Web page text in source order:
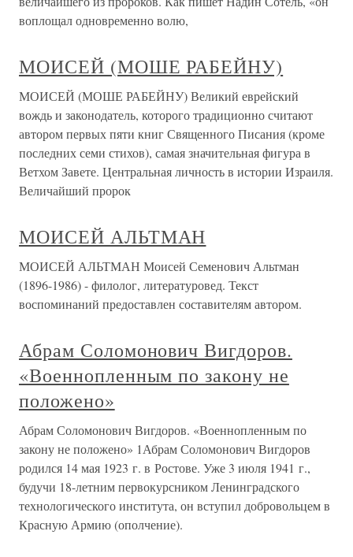
воплощал одновременно волю,
МОИСЕЙ (МОШЕ РАБЕЙНУ)
МОИСЕЙ (МОШЕ РАБЕЙНУ) Великий еврейский
вождь и законодатель, которого традиционно считают
автором первых пяти книг Священного Писания (кроме
последних семи стихов), самая значительная фигура в
Ветхом Завете. Центральная личность в истории Израиля.
Величайший пророк
МОИСЕЙ АЛЬТМАН
МОИСЕЙ АЛЬТМАН Моисей Семенович Альтман
(1896-1986) - филолог, литературовед. Текст
воспоминаний предоставлен составителям автором.
Абрам Соломонович Вигдоров.
«Военнопленным по закону не
положено»
Абрам Соломонович Вигдоров. «Военнопленным по
закону не положено» 1Абрам Соломонович Вигдоров
родился 14 мая 1923 г. в Ростове. Уже 3 июля 1941 г.,
будучи 18-летним первокурсником Ленинградского
технологического института, он вступил добровольцем в
Красную Армию (ополчение).